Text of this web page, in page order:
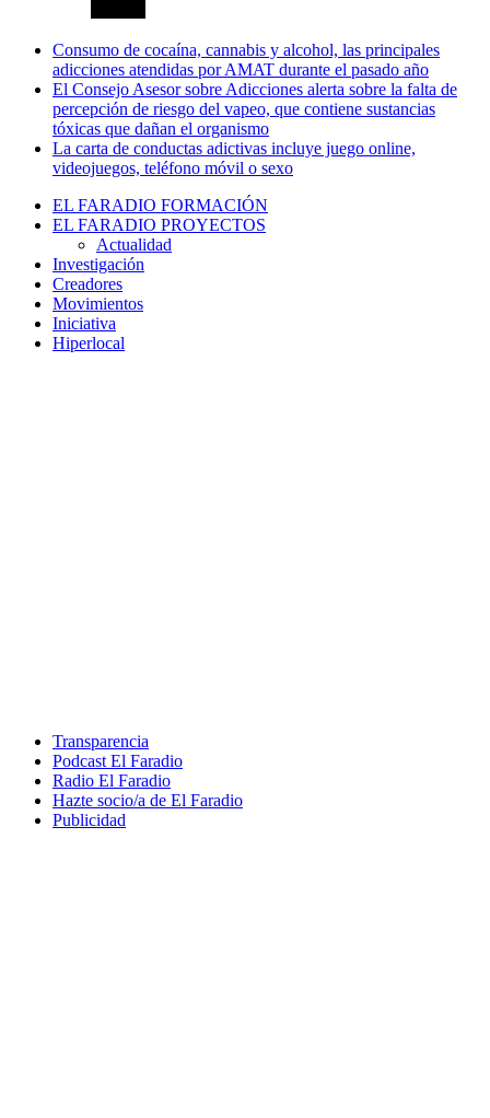
Consumo de cocaína, cannabis y alcohol, las principales
adicciones atendidas por AMAT durante el pasado año
El Consejo Asesor sobre Adicciones alerta sobre la falta de
percepción de riesgo del vapeo, que contiene sustancias
tóxicas que dañan el organismo
La carta de conductas adictivas incluye juego online,
videojuegos, teléfono móvil o sexo
EL FARADIO FORMACIÓN
EL FARADIO PROYECTOS
Actualidad
Investigación
Creadores
Movimientos
Iniciativa
Hiperlocal
Transparencia
Podcast El Faradio
Radio El Faradio
Hazte socio/a de El Faradio
Publicidad